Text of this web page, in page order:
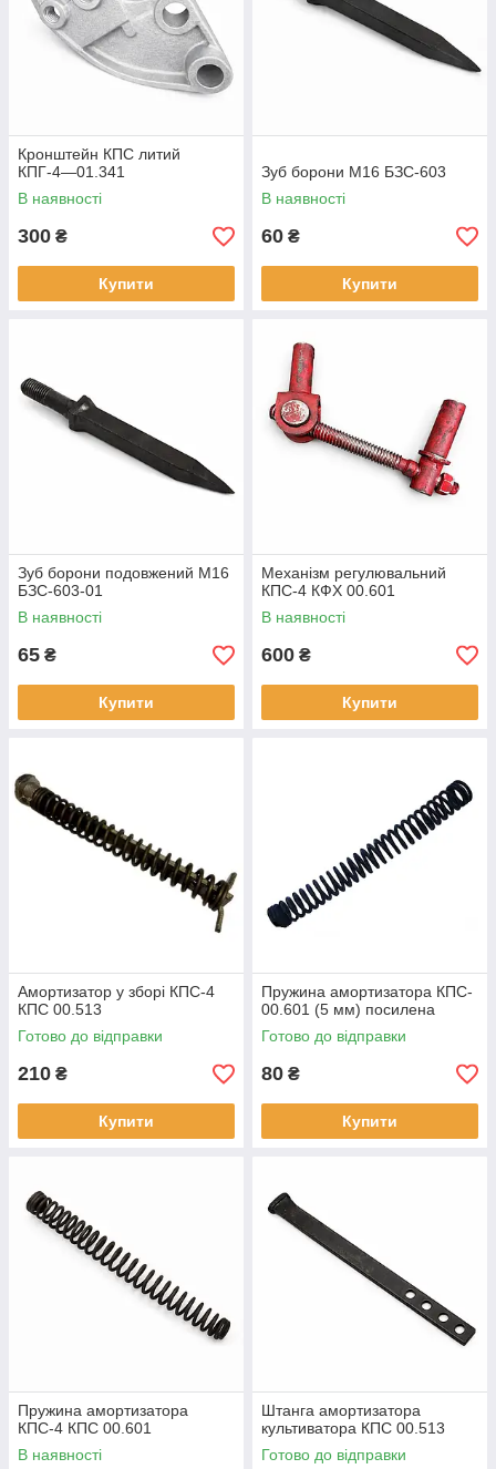
Кронштейн КПС литий
КПГ-4―01.341
В наявності
300 ₴
Купити
Зуб борони М16 БЗС-603
В наявності
60 ₴
Купити
Зуб борони подовжений М16
БЗС-603-01
В наявності
65 ₴
Купити
Механізм регулювальний
КПС-4 КФХ 00.601
В наявності
600 ₴
Купити
Амортизатор у зборі КПС-4
КПС 00.513
Готово до відправки
210 ₴
Купити
Пружина амортизатора КПС-
00.601 (5 мм) посилена
Готово до відправки
80 ₴
Купити
Пружина амортизатора
КПС-4 КПС 00.601
В наявності
Штанга амортизатора
культиватора КПС 00.513
Готово до відправки